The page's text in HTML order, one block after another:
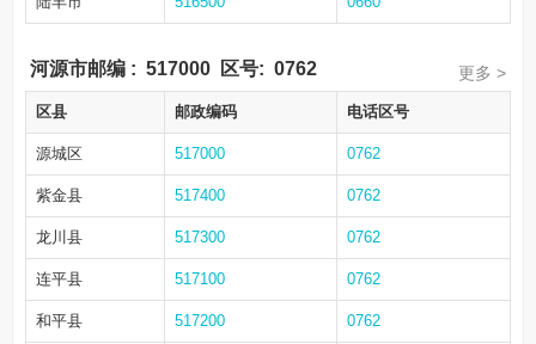
河源市邮编 : 517000 区号: 0762 更多 >
区县 邮政编码 电话区号
源城区 517000 0762
紫金县 517400 0762
龙川县 517300 0762
连平县 517100 0762
和平县 517200 0762